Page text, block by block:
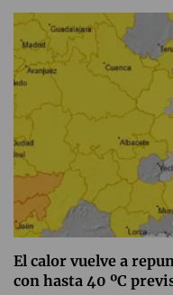
El calor vuelve a
con hasta 40 ºC